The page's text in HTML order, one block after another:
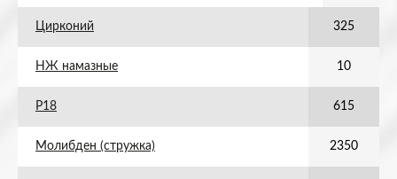
Цирконий 325
НЖ намазные 10
Р18 615
Молибден (стружка) 2350